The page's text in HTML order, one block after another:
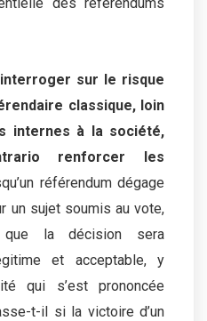
sur le risque
classique, loin
internes à la société,
renforcer les
référendum dégage
un sujet soumis au vote,
la décision sera
et acceptable, y
qui s’est prononcée
t-il si la victoire d’un